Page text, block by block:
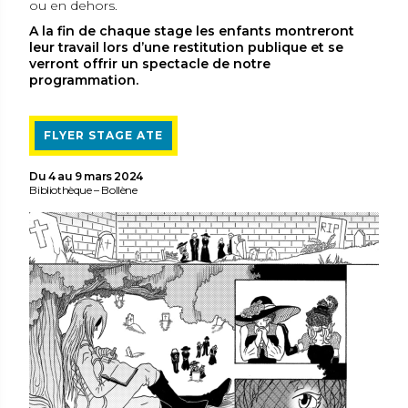
ou en dehors.
A la fin de chaque stage les enfants montreront
leur travail lors d’une restitution publique et se
verront offrir un spectacle de notre
programmation.
FLYER STAGE ATE
Du 4 au 9 mars 2024
Bibliothèque – Bollène